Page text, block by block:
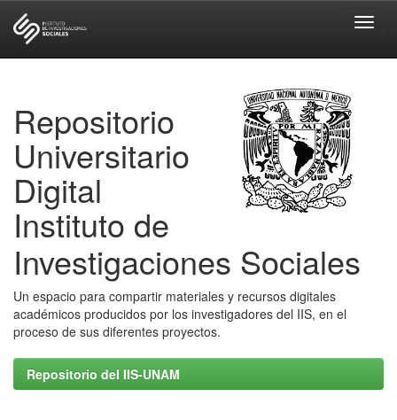
Repositorio
Universitario
Digital
Instituto de
Investigaciones Sociales
Un espacio para compartir materiales y recursos digitales
académicos producidos por los investigadores del IIS, en el
proceso de sus diferentes proyectos.
Repositorio del IIS-UNAM